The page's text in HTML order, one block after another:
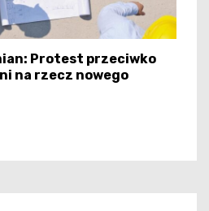
Protest przeciwko
na rzecz nowego